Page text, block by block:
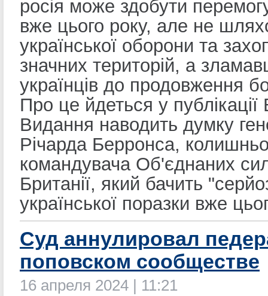
росія може здобути
вже цього року, але не
української оборони та
значних територій, а
українців до продовження
Про це йдеться у публікації
Видання наводить думку
Річарда Берронса,
командувача Об'єднаних
Британії, який бачить
української поразки вже
Суд аннулировал
поповском сообществе
16 апреля 2024 | 11:21